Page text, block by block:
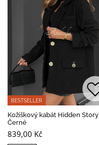
BESTSELLER
Kožíškový kabát Hidden Story
Černé
839,00 Kč